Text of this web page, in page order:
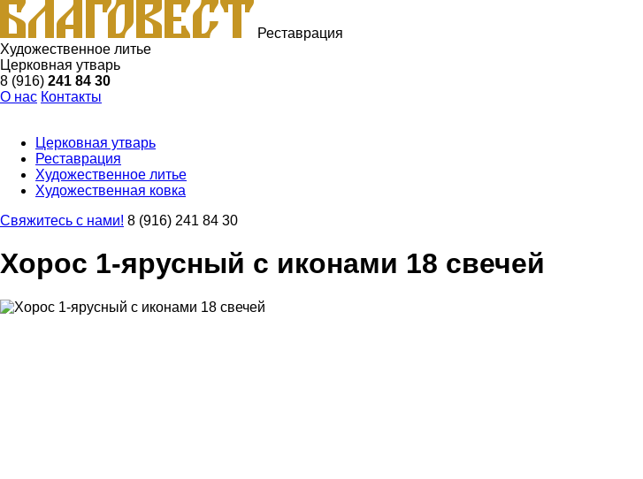
Реставрация
Художественное литье
Церковная утварь
8 (916) 241 84 30
О нас Контакты
Церковная утварь
Реставрация
Художественное литье
Художественная ковка
Свяжитесь с нами! 8 (916) 241 84 30
Хорос 1-ярусный с иконами 18 свечей